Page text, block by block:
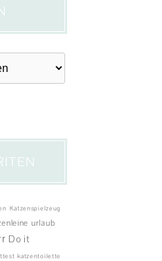
Katzenspielzeug
urlaub
Do it
katzentoilette